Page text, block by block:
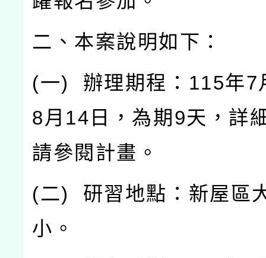
二、本案說明如下：
(一) 辦理期程： 115年7
8月 14 日，為期 9天，詳
請參閱計畫。
(二) 研習地點：新屋區
小。